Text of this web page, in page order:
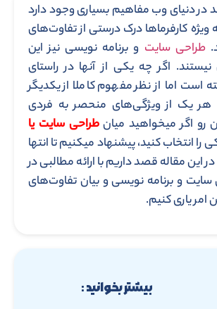
در دنیای وب مفاهیم بسیاری وجود دارد
ویژه کارفرماها درک درستی از تفاوت‌های
طراحی سایت و برنامه نویسی نیز این
اگر چه یکی از آنها در راستای
است اما از نظر مفهوم کاملا از یکدیگر
هر یک از ویژگی‌های منحصر به فردی
رو اگر میخواهید میانطراحی سایت یا
را انتخاب کنید، پیشنهاد میکنیم تا انتها
این مقاله قصد داریم با ارائه مطالبی در
و برنامه نویسی و بیان تفاوت‌های
امر یاری کنیم.
بیشتر بخوانید :